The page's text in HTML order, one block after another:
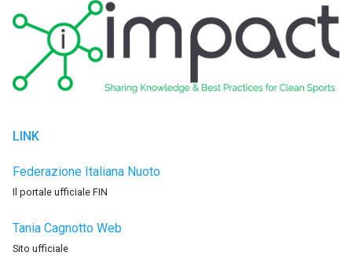
LINK
Federazione Italiana Nuoto
Il portale ufficiale FIN
Tania Cagnotto Web
Sito ufficiale